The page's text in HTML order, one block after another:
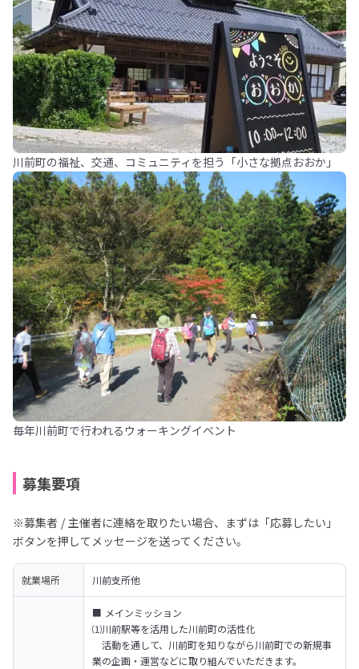
川前町の福祉、交通、コミュニティを担う「小さな拠点おおか」
毎年川前町で行われるウォーキングイベント
募集要項
※募集者 / 主催者に連絡を取りたい場合、まずは「応募したい」
ボタンを押してメッセージを送ってください。
就業場所 川前支所他
■ メインミッション
⑴川前駅等を活用した川前町の活性化
活動を通して、川前町を知りながら川前町での新規事
業の企画・運営などに取り組んでいただきます。